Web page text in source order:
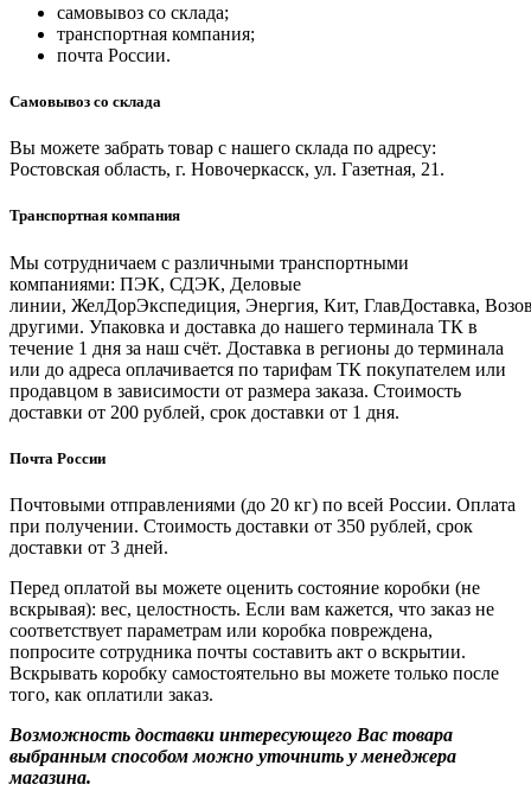
самовывоз со склада;
транспортная компания;
почта России.
Самовывоз со склада
Вы можете забрать товар с нашего склада по адресу:
Ростовская область, г. Новочеркасск, ул. Газетная, 21.
Транспортная компания
Мы сотрудничаем с различными транспортными
компаниями: ПЭК, СДЭК, Деловые
линии, ЖелДорЭкспедиция, Энергия, Кит, ГлавДоставка,
другими. Упаковка и доставка до нашего терминала ТК в
течение 1 дня за наш счёт. Доставка в регионы до терминала
или до адреса оплачивается по тарифам ТК покупателем или
продавцом в зависимости от размера заказа. Стоимость
доставки от 200 рублей, срок доставки от 1 дня.
Почта России
Почтовыми отправлениями (до 20 кг) по всей России. Оплата
при получении. Стоимость доставки от 350 рублей, срок
доставки от 3 дней.
Перед оплатой вы можете оценить состояние коробки (не
вскрывая): вес, целостность. Если вам кажется, что заказ не
соответствует параметрам или коробка повреждена,
попросите сотрудника почты составить акт о вскрытии.
Вскрывать коробку самостоятельно вы можете только после
того, как оплатили заказ.
Возможность доставки интересующего Вас товара
выбранным способом можно уточнить у менеджера
магазина.